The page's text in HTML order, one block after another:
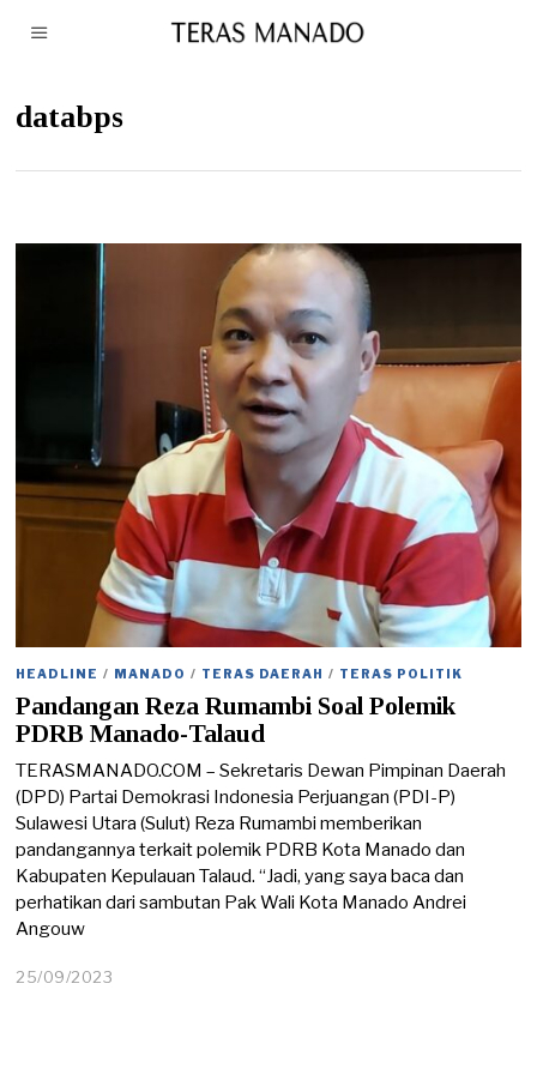
databps
HEADLINE / MANADO / TERAS DAERAH / TERAS POLITIK
Pandangan Reza Rumambi Soal Polemik
PDRB Manado-Talaud
TERASMANADO.COM – Sekretaris Dewan Pimpinan Daerah
(DPD) Partai Demokrasi Indonesia Perjuangan (PDI-P)
Sulawesi Utara (Sulut) Reza Rumambi memberikan
pandangannya terkait polemik PDRB Kota Manado dan
Kabupaten Kepulauan Talaud. “Jadi, yang saya baca dan
perhatikan dari sambutan Pak Wali Kota Manado Andrei
Angouw
25/09/2023